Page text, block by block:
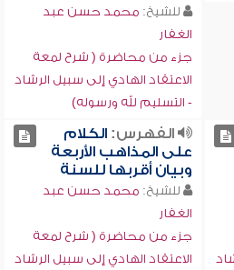
للشيخ: محمد حسن عبد
الغفار
جزء من محاضرة ( شرح لمعة
الاعتقاد الهادي إلى سبيل الرشاد
- التسليم لله ورسوله)
الفهرس:الكلام
على المذاهب الأربعة
وبيان أقربها للسنة
للشيخ: محمد حسن عبد
الغفار
جزء من محاضرة ( شرح لمعة
الاعتقاد الهادي إلى سبيل الرشاد